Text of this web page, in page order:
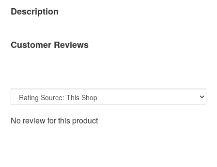
Description
Customer Reviews
No review for this product